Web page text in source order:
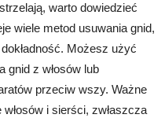
warto dowiedzieć
wiele metod usuwania gnid,
Możesz użyć
gnid z włosów lub
przeciw wszy. Ważne
i sierści, zwłaszcza